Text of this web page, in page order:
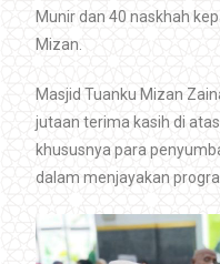
Munir dan 40 naskhah
Mizan.
Masjid Tuanku Mizan
jutaan terima kasih di
khususnya para
dalam menjayakan